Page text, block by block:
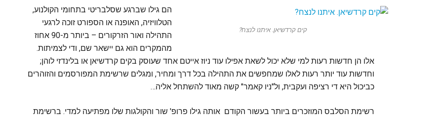
קים קרדשיאן. איתנו לנצח?
הם גילו שברגע שסלבריטי בתחומי הקולנוע,
הטלוויזיה, האופנה או הספורט זוכה לרגעי
התהילה ואור הזרקורים – ביותר מ-90 אחוז
מהמקרים הוא גם יישאר שם, ודי לצמיתות.
אלו הן חדשות רעות למי שלא יכול לשאת אפילו עוד ניוז אייטם אחד שעוסק בקים קרדשיאן או בלינדזי לוהן;
וחדשות עוד יותר רעות לאלו שמחפשים את התהילה בכל דרך ומחיר, ומגלים שרשימת המפורסמים והזוהרים
כביכול היא די רציפה ועקבית, ול"ניו קאמר" קשה מאוד להשתחל אליה…
רשימת הסלבס המוזכרים ביותר בעשור הקודם אותה גילו פרופ' שור והקולגות שלו מפתיעה למדי. ברשימת